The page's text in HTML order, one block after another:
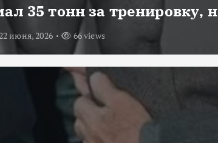
35 тонн за тренировку,
июня, 2026 66 views